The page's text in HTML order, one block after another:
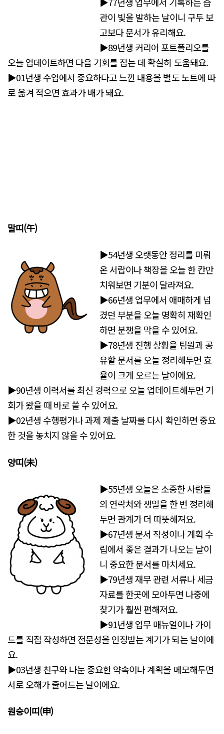
관이 빛을 발하는 날이니 구두 보
고보다 문서가 유리해요.
▶89년생 커리어 포트폴리오를
오늘 업데이트하면 다음 기회를 잡는 데 확실히 도움돼요.
▶01년생 수업에서 중요하다고 느낀 내용을 별도 노트에 따
로 옮겨 적으면 효과가 배가 돼요.
말띠(午)
▶54년생 오랫동안 정리를 미뤄
온 서랍이나 책장을 오늘 한 칸만
치워보면 기분이 달라져요.
▶66년생 업무에서 애매하게 넘
겼던 부분을 오늘 명확히 재확인
하면 분쟁을 막을 수 있어요.
▶78년생 진행 상황을 팀원과 공
유할 문서를 오늘 정리해두면 효
율이 크게 오르는 날이에요.
▶90년생 이력서를 최신 경력으로 오늘 업데이트해두면 기
회가 왔을 때 바로 쓸 수 있어요.
▶02년생 수행평가나 과제 제출 날짜를 다시 확인하면 중요
한 것을 놓치지 않을 수 있어요.
양띠(未)
▶55년생 오늘은 소중한 사람들
의 연락처와 생일을 한 번 정리해
두면 관계가 더 따뜻해져요.
▶67년생 문서 작성이나 계획 수
립에서 좋은 결과가 나오는 날이
니 중요한 문서를 마치세요.
▶79년생 재무 관련 서류나 세금
자료를 한곳에 모아두면 나중에
찾기가 훨씬 편해져요.
▶91년생 업무 매뉴얼이나 가이
드를 직접 작성하면 전문성을 인정받는 계기가 되는 날이에
요.
▶03년생 친구와 나눈 중요한 약속이나 계획을 메모해두면
서로 오해가 줄어드는 날이에요.
원숭이띠(申)